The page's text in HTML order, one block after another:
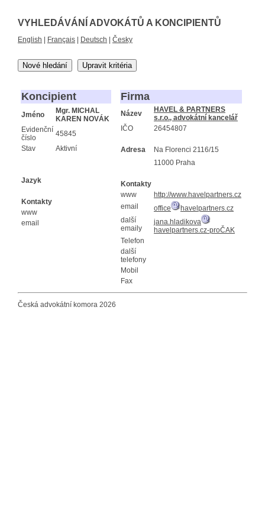
VYHLEDÁVÁNÍ ADVOKÁTŮ A KONCIPIENTŮ
English Français Deutsch Česky
Nové hledání Upravit kritéria
Koncipient
Jméno
Mgr. MICHAL
KAREN NOVÁK
Evidenční
číslo
45845
Stav
Aktivní
Jazyk
Kontakty
www
email
Firma
Název
HAVEL & PARTNERS
s.r.o., advokátní kancelář
IČO
26454807
Adresa
Na Florenci 2116/15
11000 Praha
Kontakty
www
http://www.havelpartners.cz
email
office
havelpartners.cz
další
emaily
jana.hladikova
havelpartners.cz-proČAK
Telefon
další
telefony
Mobil
Fax
Česká advokátní komora 2026